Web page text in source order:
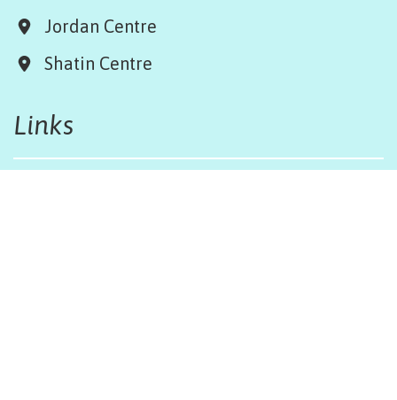
Jordan Centre
Shatin Centre
Links